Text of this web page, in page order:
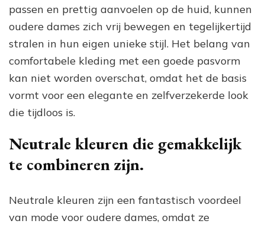
passen en prettig aanvoelen op de huid, kunnen
oudere dames zich vrij bewegen en tegelijkertijd
stralen in hun eigen unieke stijl. Het belang van
comfortabele kleding met een goede pasvorm
kan niet worden overschat, omdat het de basis
vormt voor een elegante en zelfverzekerde look
die tijdloos is.
Neutrale kleuren die gemakkelijk
te combineren zijn.
Neutrale kleuren zijn een fantastisch voordeel
van mode voor oudere dames, omdat ze